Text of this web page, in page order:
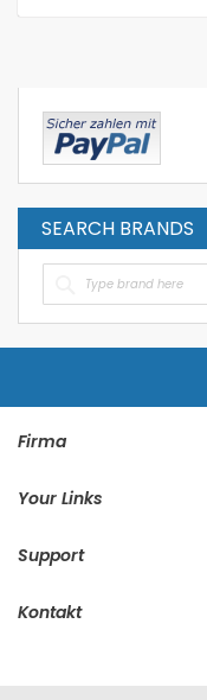
SEARCH BRANDS
Firma
Your Links
Support
Kontakt